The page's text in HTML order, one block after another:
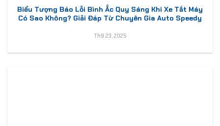
Biểu Tượng Báo Lỗi Bình Ắc Quy Sáng Khi Xe Tắt Máy
Có Sao Không? Giải Đáp Từ Chuyên Gia Auto Speedy
Th9 23, 2025